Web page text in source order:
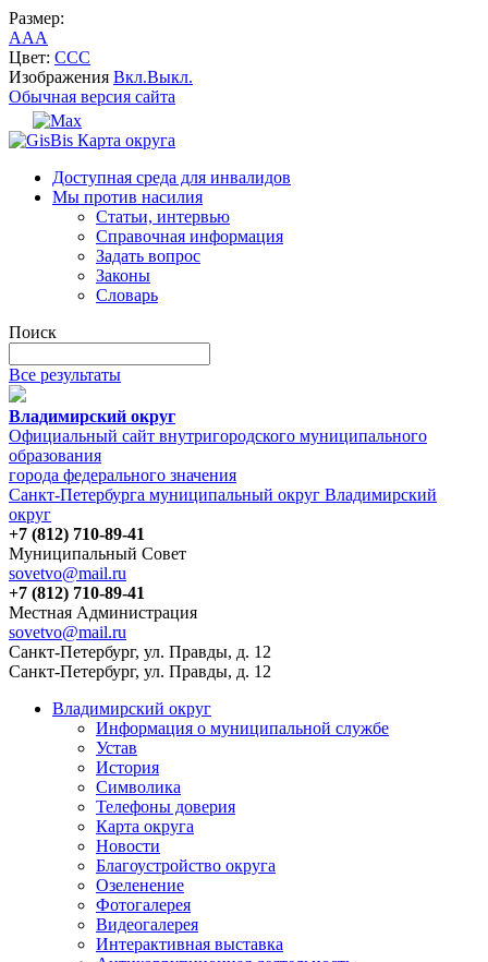
Размер:
AAA
Цвет: CCC
Изображения Вкл.Выкл.
Обычная версия сайта
Карта округа
Доступная среда для инвалидов
Мы против насилия
Статьи, интервью
Справочная информация
Задать вопрос
Законы
Словарь
Поиск
Все результаты
Владимирский округ
Официальный сайт внутригородского муниципального
образования
города федерального значения
Санкт-Петербурга муниципальный округ Владимирский
округ
+7 (812) 710-89-41
Муниципальный Совет
sovetvo@mail.ru
+7 (812) 710-89-41
Местная Администрация
sovetvo@mail.ru
Санкт-Петербург, ул. Правды, д. 12
Санкт-Петербург, ул. Правды, д. 12
Владимирский округ
Информация о муниципальной службе
Устав
История
Символика
Телефоны доверия
Карта округа
Новости
Благоустройство округа
Озеленение
Фотогалерея
Видеогалерея
Интерактивная выставка